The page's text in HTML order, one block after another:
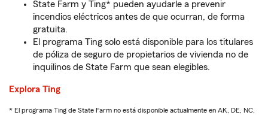
State Farm y Ting* pueden ayudarle a prevenir
incendios eléctricos antes de que ocurran, de forma
gratuita.
El programa Ting solo está disponible para los titulares
de póliza de seguro de propietarios de vivienda no de
inquilinos de State Farm que sean elegibles.
Explora Ting
* El programa Ting de State Farm no está disponible actualmente en AK, DE, NC,